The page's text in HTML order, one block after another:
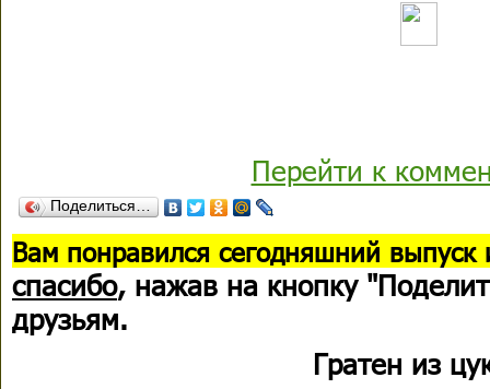
Перейти к
Поделиться…
Вам понравился сегодняшний выпуск
спасибо, нажав на кнопку
друзьям.
Гратен из